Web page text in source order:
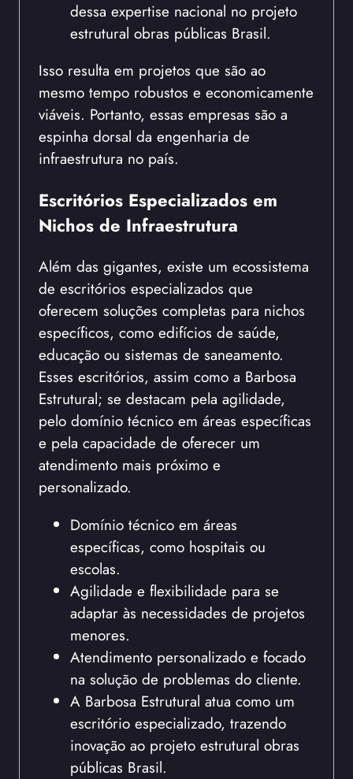
dessa expertise nacional no projeto
estrutural obras públicas Brasil.
Isso resulta em projetos que são ao
mesmo tempo robustos e economicamente
viáveis. Portanto, essas empresas são a
espinha dorsal da engenharia de
infraestrutura no país.
Escritórios Especializados em
Nichos de Infraestrutura
Além das gigantes, existe um ecossistema
de escritórios especializados que
oferecem soluções completas para nichos
específicos, como edifícios de saúde,
educação ou sistemas de saneamento.
Esses escritórios, assim como a Barbosa
Estrutural; se destacam pela agilidade,
pelo domínio técnico em áreas específicas
e pela capacidade de oferecer um
atendimento mais próximo e
personalizado.
Domínio técnico em áreas
específicas, como hospitais ou
escolas.
Agilidade e flexibilidade para se
adaptar às necessidades de projetos
menores.
Atendimento personalizado e focado
na solução de problemas do cliente.
A Barbosa Estrutural atua como um
escritório especializado, trazendo
inovação ao projeto estrutural obras
públicas Brasil.